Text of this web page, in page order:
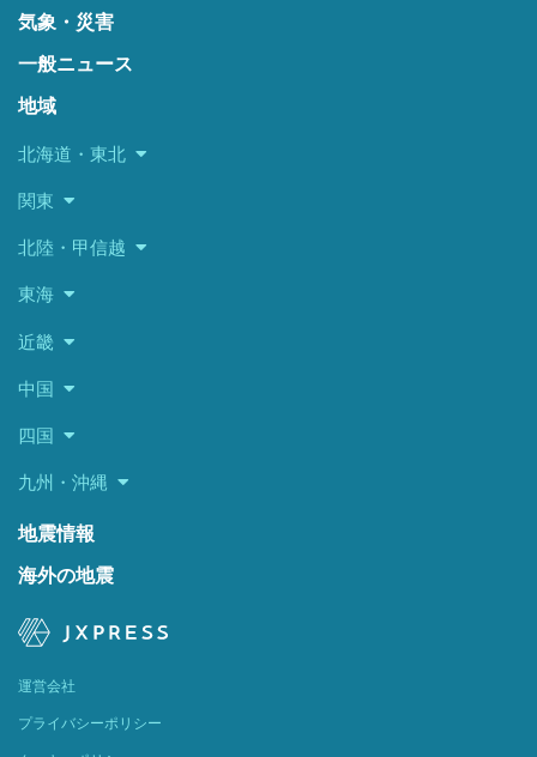
気象・災害
一般ニュース
地域
北海道・東北
関東
北陸・甲信越
東海
近畿
中国
四国
九州・沖縄
地震情報
海外の地震
運営会社
プライバシーポリシー